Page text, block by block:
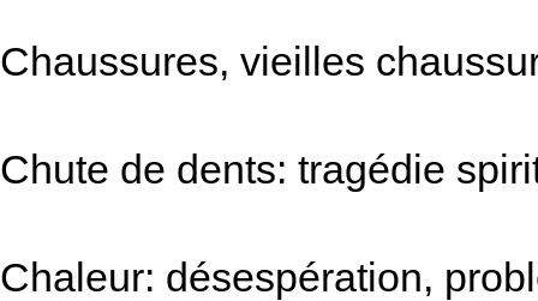
Chaussures, vieilles
Chute de dents: tragédie
Chaleur: désespération,